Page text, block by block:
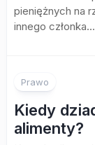
pieniężnych na
innego członka...
Prawo
Kiedy
alimenty?